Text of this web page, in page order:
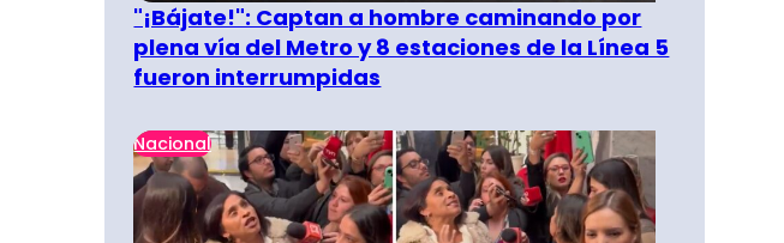
"¡Bájate!": Captan a hombre caminando por
plena vía del Metro y 8 estaciones de la Línea 5
fueron interrumpidas
Nacional